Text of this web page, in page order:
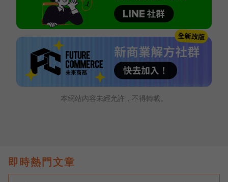
本網站內容未經允許，不得轉載。
即時熱門文章